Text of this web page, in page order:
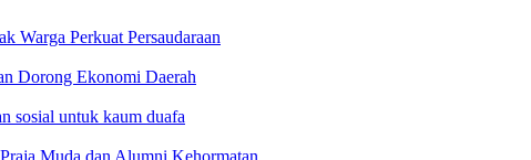
Perkuat Persaudaraan
Dorong Ekonomi Daerah
sosial untuk kaum duafa
Muda dan Alumni Kehormatan